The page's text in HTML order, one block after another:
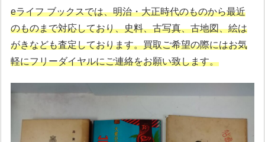
eライフ ブックスでは、明治・大正時代のものから最近
のものまで対応しており、史料、古写真、古地図、絵は
がきなども査定しております。買取ご希望の際にはお気
軽にフリーダイヤルにご連絡をお願い致します。